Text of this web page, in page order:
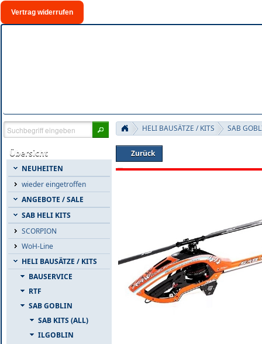
Vertrag widerrufen
Übersicht
NEUHEITEN
wieder eingetroffen
ANGEBOTE / SALE
SAB HELI KITS
SCORPION
WoH-Line
HELI BAUSÄTZE / KITS
BAUSERVICE
RTF
SAB GOBLIN
SAB KITS (ALL)
ILGOBLIN
HELI BAUSÄTZE / KITS SAB
Zurück